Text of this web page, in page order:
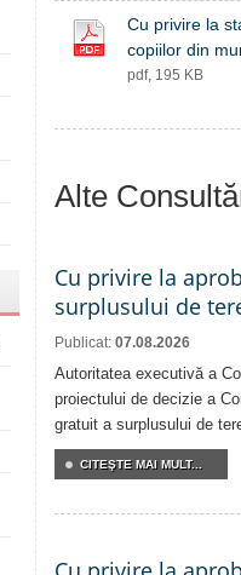
Cu privire la
copiilor din
pdf, 195 KB
Alte
Cu privire la
surplusului de
Publicat: 07.08.2026
Autoritatea executivă a
proiectului de decizie a
gratuit a surplusului de
CITEŞTE MAI MULT...